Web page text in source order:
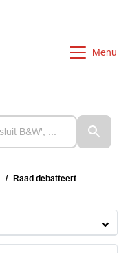
Menu
Raad debatteert